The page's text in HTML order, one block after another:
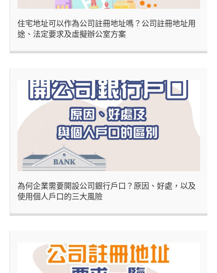
住宅地址可以作為公司註冊地址嗎？公司註冊地址用
途、法定要求及虛擬辦公室方案
為何企業需要開設公司銀行戶口？原因、好處，以及
使用個人戶口的三大風險